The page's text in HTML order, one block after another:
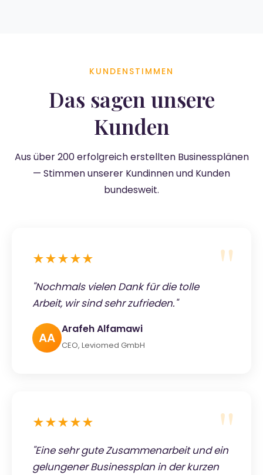
KUNDENSTIMMEN
Das sagen unsere
Kunden
Aus über 200 erfolgreich erstellten Businessplänen
— Stimmen unserer Kundinnen und Kunden
bundesweit.
★★★★★
"Nochmals vielen Dank für die tolle
Arbeit, wir sind sehr zufrieden."
AA
Arafeh Alfamawi
CEO, Leviomed GmbH
★★★★★
"Eine sehr gute Zusammenarbeit und ein
gelungener Businessplan in der kurzen